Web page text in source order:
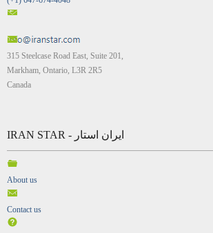
315 Steelcase Road East, Suite 201,
Markham, Ontario, L3R 2R5
Canada
IRAN STAR - ایران استار
About us
Contact us